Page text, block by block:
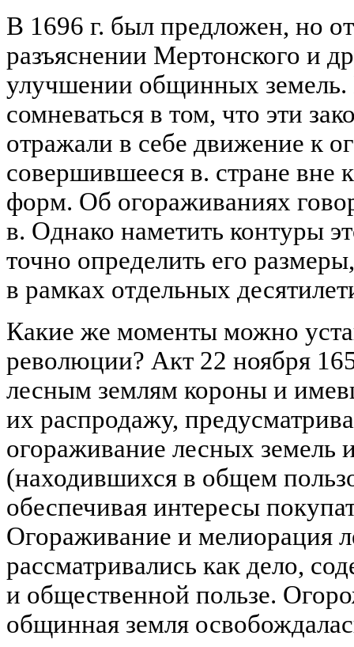
В 1696 г. был предложен, но
разъяснении Мертонского и
улучшении общинных
сомневаться в том, что эти
отражали в себе движение к
совершившееся в. стране вне
форм. Об огораживаниях
в. Однако наметить контуры
точно определить его
в рамках отдельных
Какие же моменты можно
революции? Акт 22 ноября
лесным землям короны и
их распродажу,
огораживание лесных земель
(находившихся в общем
обеспечивая интересы
Огораживание и мелиорация
рассматривались как дело,
и общественной пользе.
общинная земля